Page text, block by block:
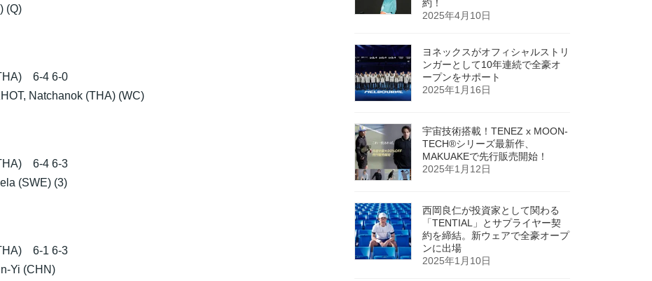
(Q)
6-4 6-0
Natchanok (THA) (WC)
6-4 6-3
(SWE) (3)
6-1 6-3
Yi (CHN)
約！
2025年4月10日
ヨネックスがオフィシャルストリ
ンガーとして10年連続で全豪オ
ープンをサポート
2025年1月16日
宇宙技術搭載！TENEZ x MOON-
TECH®シリーズ最新作、
MAKUAKEで先行販売開始！
2025年1月12日
西岡良仁が投資家として関わる
「TENTIAL」とサプライヤー契
約を締結。新ウェアで全豪オープ
ンに出場
2025年1月10日